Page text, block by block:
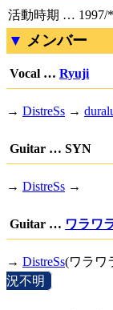
活動時期 …
メンバー
Vocal … Ryuji
→ DistreSs →
Guitar … SYN
→ DistreSs →
Guitar … ワラワ
→ DistreSs(ワラワ
況不明